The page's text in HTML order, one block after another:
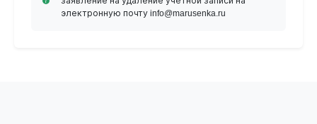
электронную почту info@marusenka.ru